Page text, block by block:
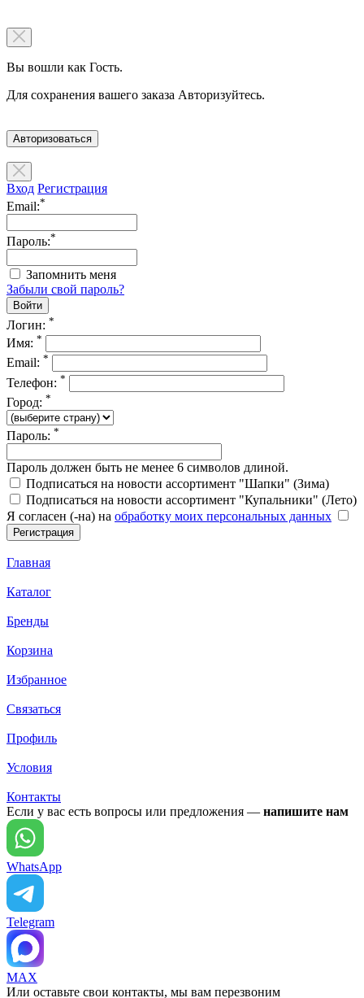
Вы вошли как Гость.
Для сохранения вашего заказа Авторизуйтесь.
Авторизоваться
Вход Регистрация
Email:*
Пароль:*
Запомнить меня
Забыли свой пароль?
Логин: *
Имя: *
Email: *
Телефон: *
Город: *
Пароль: *
Пароль должен быть не менее 6 символов длиной.
Подписаться на новости ассортимент "Шапки" (Зима)
Подписаться на новости ассортимент "Купальники" (Лето)
Я согласен (-на) на обработку моих персональных данных
Главная
Каталог
Бренды
Корзина
Избранное
Связаться
Профиль
Условия
Контакты
Если у вас есть вопросы или предложения — напишите нам
WhatsApp
Telegram
MAX
Или оставьте свои контакты, мы вам перезвоним